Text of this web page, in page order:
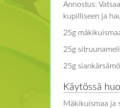
Annostus:
kupilliseen ja
25g
25g
25g
Käytössä
Mäkikuismaa ja